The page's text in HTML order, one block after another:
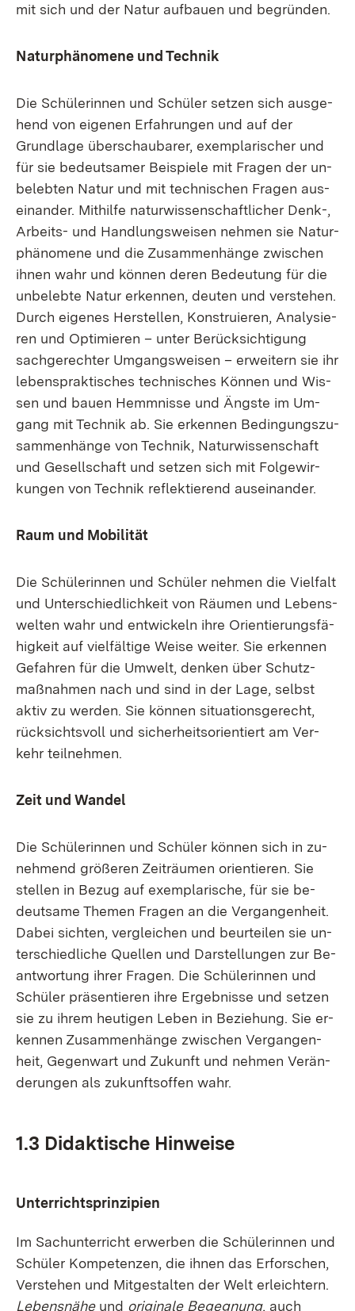
mit sich und der Na­tur auf­bau­en und be­grün­den.
Na­tur­phä­no­me­ne und Tech­nik
Die Schü­le­rin­nen und Schü­ler set­zen sich aus­ge­
hend von ei­ge­nen Er­fah­run­gen und auf der
Grund­la­ge über­schau­ba­rer, ex­em­pla­ri­scher und
für sie be­deut­sa­mer Bei­spie­le mit Fra­gen der un­
be­leb­ten Na­tur und mit tech­ni­schen Fra­gen aus­
ein­an­der. Mit­hil­fe na­tur­wis­sen­schaft­li­cher Denk-,
Ar­beits- und Hand­lungs­wei­sen neh­men sie Na­tur­
phä­no­me­ne und die Zu­sam­men­hän­ge zwi­schen
ih­nen wahr und kön­nen de­ren Be­deu­tung für die
un­be­leb­te Na­tur er­ken­nen, deu­ten und ver­ste­hen.
Durch ei­ge­nes Her­stel­len, Kon­stru­ie­ren, Ana­ly­sie­
ren und Op­ti­mie­ren – un­ter Be­rück­sich­ti­gung
sach­ge­rech­ter Um­gangs­wei­sen – er­wei­tern sie ihr
le­bens­prak­ti­sches tech­ni­sches Kön­nen und Wis­
sen und bau­en Hemm­nis­se und Ängs­te im Um­
gang mit Tech­nik ab. Sie er­ken­nen Be­din­gungs­zu­
sam­men­hän­ge von Tech­nik, Na­tur­wis­sen­schaft
und Ge­sell­schaft und set­zen sich mit Fol­ge­wir­
kun­gen von Tech­nik re­flek­tie­rend aus­ein­an­der.
Raum und Mo­bi­li­tät
Die Schü­le­rin­nen und Schü­ler neh­men die Viel­falt
und Un­ter­schied­lich­keit von Räu­men und Le­bens­
wel­ten wahr und ent­wi­ckeln ih­re Ori­en­tie­rungs­fä­
hig­keit auf viel­fäl­ti­ge Wei­se wei­ter. Sie er­ken­nen
Ge­fah­ren für die Um­welt, den­ken über Schutz­
maß­nah­men nach und sind in der La­ge, selbst
ak­tiv zu wer­den. Sie kön­nen si­tua­ti­ons­ge­recht,
rück­sichts­voll und si­cher­heits­ori­en­tiert am Ver­
kehr teil­neh­men.
Zeit und Wan­del
Die Schü­le­rin­nen und Schü­ler kön­nen sich in zu­
neh­mend grö­ße­ren Zeit­räu­men ori­en­tie­ren. Sie
stel­len in Be­zug auf ex­em­pla­ri­sche, für sie be­
deut­sa­me The­men Fra­gen an die Ver­gan­gen­heit.
Da­bei sich­ten, ver­glei­chen und be­ur­tei­len sie un­
ter­schied­li­che Quel­len und Dar­stel­lun­gen zur Be­
ant­wor­tung ih­rer Fra­gen. Die Schü­le­rin­nen und
Schü­ler prä­sen­tie­ren ih­re Er­geb­nis­se und set­zen
sie zu ih­rem heu­ti­gen Le­ben in Be­zie­hung. Sie er­
ken­nen Zu­sam­men­hän­ge zwi­schen Ver­gan­gen­
heit, Ge­gen­wart und Zu­kunft und neh­men Ver­än­
de­run­gen als zu­kunfts­of­fen wahr.
1.3 Di­dak­ti­sche Hin­wei­se
Un­ter­richt­s­prin­zi­pi­en
Im Sach­un­ter­richt er­wer­ben die Schü­le­rin­nen und
Schü­ler Kom­pe­ten­zen, die ih­nen das Er­for­schen,
Ver­ste­hen und Mit­ge­stal­ten der Welt er­leich­tern.
Le­bens­nä­heund ori­gi­na­le Be­geg­nung, auch